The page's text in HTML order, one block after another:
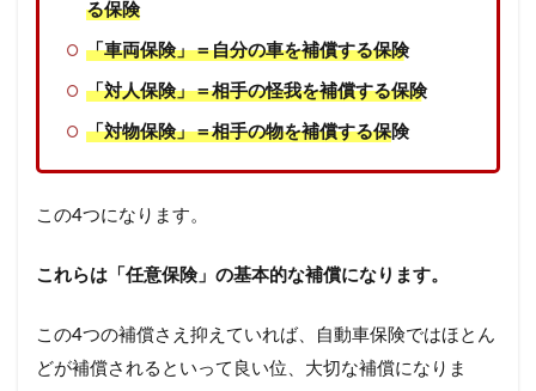
る保険
「車両保険」＝自分の車を補償する保険
「対人保険」＝相手の怪我を補償する保険
「対物保険」＝相手の物を補償する保険
この4つになります。
これらは「任意保険」の基本的な補償になります。
この4つの補償さえ抑えていれば、自動車保険ではほとん
どが補償されるといって良い位、大切な補償になりま